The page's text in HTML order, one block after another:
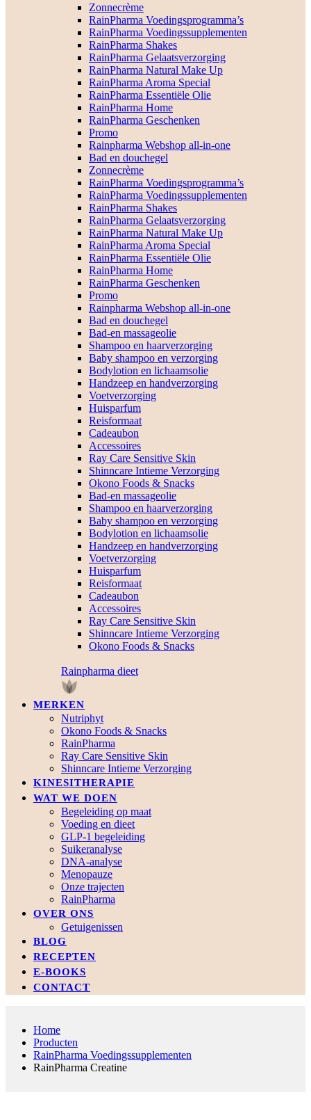
Zonnecrème
RainPharma Voedingsprogramma’s
RainPharma Voedingssupplementen
RainPharma Shakes
RainPharma Gelaatsverzorging
RainPharma Natural Make Up
RainPharma Aroma Special
RainPharma Essentiële Olie
RainPharma Home
RainPharma Geschenken
Promo
Rainpharma Webshop all-in-one
Bad en douchegel
Zonnecrème
RainPharma Voedingsprogramma’s
RainPharma Voedingssupplementen
RainPharma Shakes
RainPharma Gelaatsverzorging
RainPharma Natural Make Up
RainPharma Aroma Special
RainPharma Essentiële Olie
RainPharma Home
RainPharma Geschenken
Promo
Rainpharma Webshop all-in-one
Bad en douchegel
Bad-en massageolie
Shampoo en haarverzorging
Baby shampoo en verzorging
Bodylotion en lichaamsolie
Handzeep en handverzorging
Voetverzorging
Huisparfum
Reisformaat
Cadeaubon
Accessoires
Ray Care Sensitive Skin
Shinncare Intieme Verzorging
Okono Foods & Snacks
Bad-en massageolie
Shampoo en haarverzorging
Baby shampoo en verzorging
Bodylotion en lichaamsolie
Handzeep en handverzorging
Voetverzorging
Huisparfum
Reisformaat
Cadeaubon
Accessoires
Ray Care Sensitive Skin
Shinncare Intieme Verzorging
Okono Foods & Snacks
Rainpharma dieet
MERKEN
Nutriphyt
Okono Foods & Snacks
RainPharma
Ray Care Sensitive Skin
Shinncare Intieme Verzorging
KINESITHERAPIE
WAT WE DOEN
Begeleiding op maat
Voeding en dieet
GLP-1 begeleiding
Suikeranalyse
DNA-analyse
Menopauze
Onze trajecten
RainPharma
OVER ONS
Getuigenissen
BLOG
RECEPTEN
E-BOOKS
CONTACT
Home
Producten
RainPharma Voedingssupplementen
RainPharma Creatine